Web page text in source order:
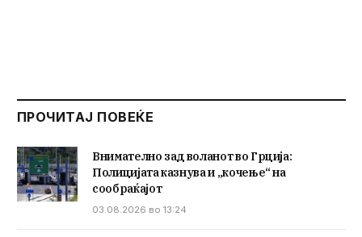
ПРОЧИТАЈ ПОВЕЌЕ
Внимателно зад воланот во Грција:
Полицијата казнува и „кочење“ на
сообраќајот
03.08.2026 во 13:24